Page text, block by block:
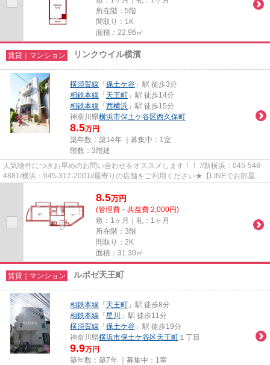
所在階：5階
間取り：1K
面積：22.96㎡
賃貸｜マンション リンクウイル横濱
横須賀線 「 保土ケ谷 」駅 徒歩3分
相鉄本線 「 天王町 」駅 徒歩14分
相鉄本線 「 西横浜 」駅 徒歩15分
神奈川県横浜市保土ケ谷区西久保町
8.5万円
築年数：築14年 ｜募集中： 1室
階数：3階建
人気物件につきお早めのお問い合わせをオススメします！！ //新横浜：045-548-
4881/横浜：045-317-2001//最寄りの店舗をご利用ください★【LINEでお部屋探
8.5万円
(管理費・共益費 2,000円)
敷：1ヶ月｜礼：1ヶ月
所在階：3階
間取り：2K
面積：31.30㎡
賃貸｜マンション ルポゼ天王町
相鉄本線 「 天王町 」駅 徒歩8分
相鉄本線 「 星川
」駅 徒歩11分
横須賀線 「 保土ケ谷 」駅 徒歩19分
神奈川県横浜市保土ケ谷区天王町 １丁目
9.9万円
築年数：築7年 ｜募集中： 1室